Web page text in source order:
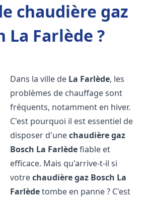
chaudière gaz
La Farlède ?
Dans la ville de La Farlède, les
problèmes de chauffage sont
fréquents, notamment en hiver.
C'est pourquoi il est essentiel de
disposer d'unechaudière gaz
Bosch La Farlèdefiable et
efficace. Mais qu'arrive-t-il si
votrechaudière gaz Bosch La
Farlèdetombe en panne ? C'est